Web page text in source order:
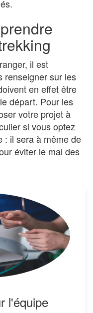
il est
renseigner sur les
en effet être
départ. Pour les
votre projet à
si vous optez
: il sera à même de
éviter le mal des
l'équipe